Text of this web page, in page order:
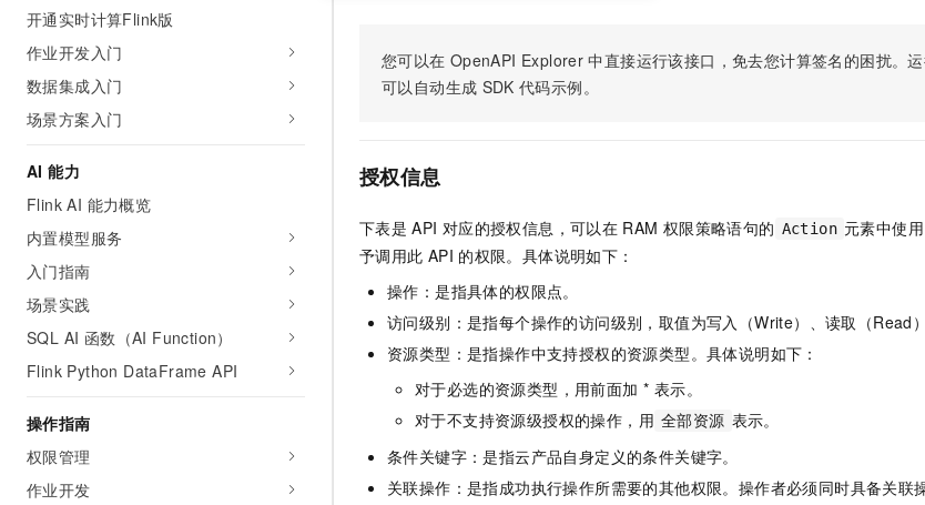
开通实时计算Flink版
作业开发入门
数据集成入门
场景方案入门
AI 能力
Flink AI 能力概览
内置模型服务
入门指南
场景实践
SQL AI 函数（AI Function）
Flink Python DataFrame API
操作指南
权限管理
作业开发
您可以在 OpenAPI Explorer 中直接运行该接口，免去您计算签名的困扰。
可以自动生成 SDK 代码示例。
授权信息
下表是 API 对应的授权信息，可以在 RAM 权限策略语句的 Action 元素中使
予调用此 API 的权限。具体说明如下：
操作：是指具体的权限点。
访问级别：是指每个操作的访问级别，取值为写入（Write）、读取（Read
资源类型：是指操作中支持授权的资源类型。具体说明如下：
对于必选的资源类型，用前面加 * 表示。
对于不支持资源级授权的操作，用 全部资源 表示。
条件关键字：是指云产品自身定义的条件关键字。
关联操作：是指成功执行操作所需要的其他权限。操作者必须同时具备关联
Qwen3-VL-Plus
视觉 Coding、空间感知、多模态思考等全面升级
GLM-5.2
大模型服务
千问AI平台-Token Plan NEW
千问AI平台-模型体验
在线体验全尺寸、多种模态的模型效果
Happy 系列大模型
新一代 AI 视频生成模型，深度适配广告营销等场景
大模型服务平台百炼-应用模版
灵活可视化地构建企业级 Agent
人工智能平台 PAI
大模型解决方案
存储
网络与CDN
安全
数据库
大数据计算
媒体服务
企业服务与云通信
域名与网站
终端用户计算
Serverless
面向分析的企业级SaaS模式云数据仓库 提供一站式管理容器应用的 K8s 服务 云
现代化应用
安全
网络
上云与迁云
企业出海
政企业务
最高领取价值200元试用点，立即开启云上创新
AI 产品 免费试用
140+云产品 免费试用
产品新客免费试用，最长12个月
大模型ACA认证体验
助力企业全员 AI 认知与能力提升
送.CN域名，送备案服务码 AI
行业生态解决方案
开发者生态解决方案
OA 办公系统
财税管理
AI 算法大赛
云开发大赛